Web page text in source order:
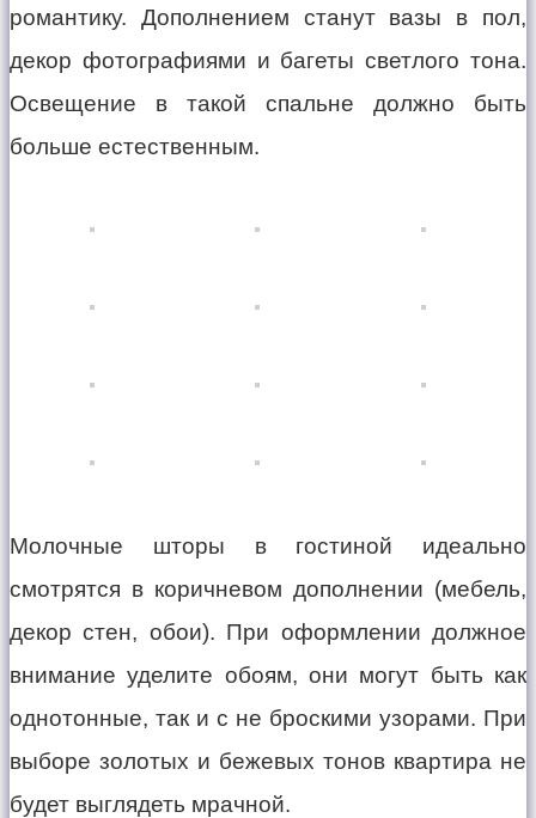
романтику. Дополнением станут вазы в пол,
декор фотографиями и багеты светлого тона.
Освещение в такой спальне должно быть
больше естественным.
Молочные шторы в гостиной идеально
смотрятся в коричневом дополнении (мебель,
декор стен, обои). При оформлении должное
внимание уделите обоям, они могут быть как
однотонные, так и с не броскими узорами. При
выборе золотых и бежевых тонов квартира не
будет выглядеть мрачной.